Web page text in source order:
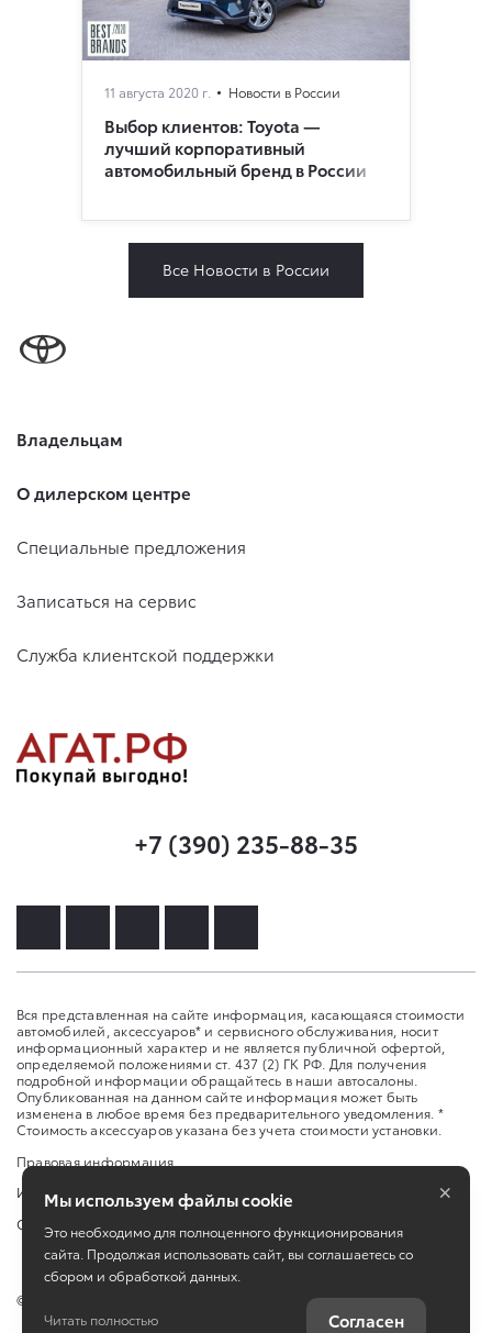
11 августа 2020 г. Новости в России
Выбор клиентов: Toyota —
лучший корпоративный
автомобильный бренд в России
Все Новости в России
Владельцам
О дилерском центре
Специальные предложения
Записаться на сервис
Служба клиентской поддержки
+7 (390) 235-88-35
Вся представленная на сайте информация, касающаяся стоимости
автомобилей, аксессуаров* и сервисного обслуживания, носит
информационный характер и не является публичной офертой,
определяемой положениями ст. 437 (2) ГК РФ. Для получения
подробной информации обращайтесь в наши автосалоны.
Опубликованная на данном сайте информация может быть
изменена в любое время без предварительного уведомления. *
Стоимость аксессуаров указана без учета стоимости установки.
Правовая информация
Изменить настройку cookies
Сбросить cookie
©
Мы используем файлы cookie
Это необходимо для полноценного функционирования
сайта. Продолжая использовать сайт, вы соглашаетесь со
сбором и обработкой данных.
Читать полностью Согласен
×